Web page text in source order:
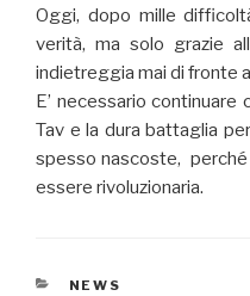
Oggi, dopo mille
verità, ma solo grazie
indietreggia mai di fronte
E’ necessario
Tav e la dura battaglia
spesso nascoste,
essere rivoluzionaria.
CATEGORIE
NEWS